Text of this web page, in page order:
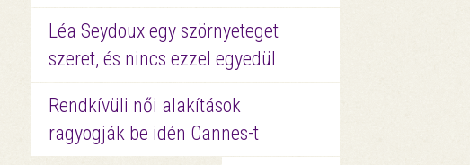
Léa Seydoux egy szörnyeteget
szeret, és nincs ezzel egyedül
Rendkívüli női alakítások
ragyogják be idén Cannes-t